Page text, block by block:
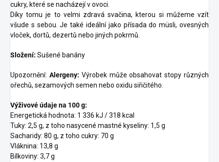
cukry, které se nacházejí v ovoci.
Díky tomu je to velmi zdravá svačina, kterou si můžeme vzít
všude s sebou. Je také ideální jako přísada do müsli, ovesných
vloček, dortů, dezertů nebo jiných pokrmů.
Složení: Sušené banány
Upozornění: Alergeny: Výrobek může obsahovat stopy různých
ořechů, sezamových semen nebo oxidu siřičitého.
Výživové údaje na 100 g:
Energetická hodnota: 1 336 kJ / 318 kcal
Tuky: 2,5 g, z toho nasycené mastné kyseliny: 1,5 g
Sacharidy: 80 g, z toho cukry: 70 g
Vláknina: 13,8 g
Bílkoviny: 3,7 g